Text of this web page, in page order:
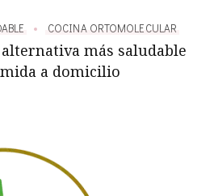
COCINA ORTOMOLECULAR
más saludable
a domicilio